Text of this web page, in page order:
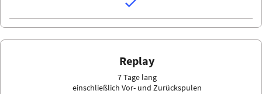
Replay
7 Tage lang
einschließlich Vor- und Zurückspulen